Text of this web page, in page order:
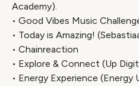
Academy).
• Good Vibes Music
• Today is Amazing!
• Chainreaction
• Explore & Connect (Up
• Energy Experience (Energy